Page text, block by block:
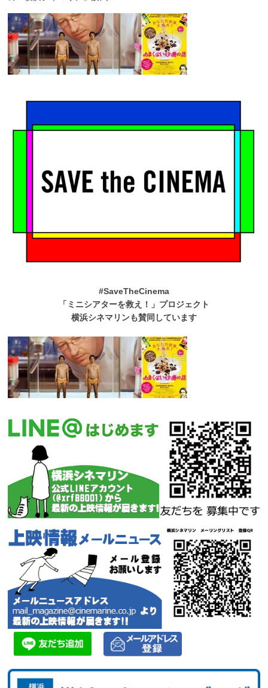
#SaveTheCinema
「ミニシアターを救え！」プロジェクト
横浜シネマリンも賛同しています